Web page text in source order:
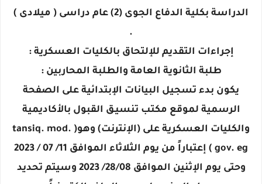
الدراسة بكلية الدفاع الجوى (2) عام دراسى ( ميلادى )
.
إجراءات التقديم للإلتحاق بالكليات العسكرية :
طلبة الثانوية العامة والطلبة المحاربين :
يكون بدء تسجيل البيانات الإبتدائية على الصفحة
الرسمية لموقع مكتب تنسيـق القبول بالأكاديمية
والكليات العسكرية على (الإنترنت) وهو( tansiq. mod.
gov. eg ) إعتباراً من يوم الثلاثاء الموافق 11/ 07 / 2023
وحتى يوم الإثنين الموافق 28/08/ 2023 وسيتم تحديد